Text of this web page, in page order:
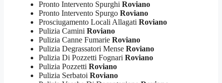
Pronto Intervento Spurghi Roviano
Pronto Intervento Spurgo Roviano
Prosciugamento Locali Allagati Roviano
Pulizia Camini Roviano
Pulizia Canne Fumarie Roviano
Pulizia Degrassatori Mense Roviano
Pulizia Di Pozzetti Fognari Roviano
Pulizia Pozzetti Roviano
Pulizia Serbatoi Roviano